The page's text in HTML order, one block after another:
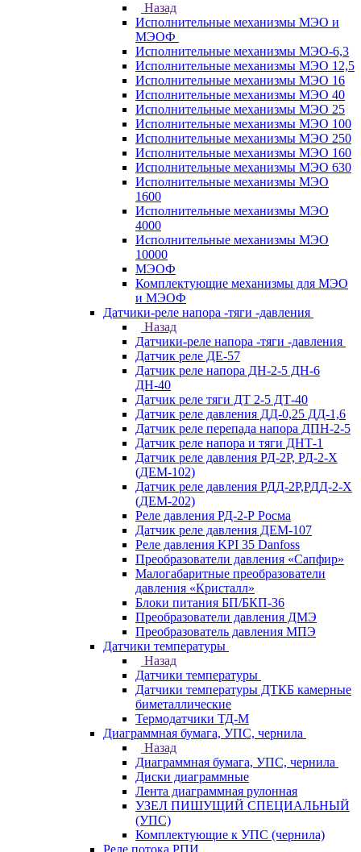
Назад
Исполнительные механизмы МЭО и
МЭОФ
Исполнительные механизмы МЭО-6,3
Исполнительные механизмы МЭО 12,5
Исполнительные механизмы МЭО 16
Исполнительные механизмы МЭО 40
Исполнительные механизмы МЭО 25
Исполнительные механизмы МЭО 100
Исполнительные механизмы МЭО 250
Исполнительные механизмы МЭО 160
Исполнительные механизмы МЭО 630
Исполнительные механизмы МЭО
1600
Исполнительные механизмы МЭО
4000
Исполнительные механизмы МЭО
10000
МЭОФ
Комплектующие механизмы для МЭО
и МЭОФ
Датчики-реле напора -тяги -давления
Назад
Датчики-реле напора -тяги -давления
Датчик реле ДЕ-57
Датчик реле напора ДН-2-5 ДН-6
ДН-40
Датчик реле тяги ДТ 2-5 ДТ-40
Датчик реле давления ДД-0,25 ДД-1,6
Датчик реле перепада напора ДПН-2-5
Датчик реле напора и тяги ДНТ-1
Датчик реле давления РД-2Р, РД-2-Х
(ДЕМ-102)
Датчик реле давления РДД-2Р,РДД-2-Х
(ДЕМ-202)
Реле давления РД-2-Р Росма
Датчик реле давления ДЕМ-107
Реле давления KPI 35 Danfoss
Преобразователи давления «Сапфир»
Малогабаритные преобразователи
давления «Кристалл»
Блоки питания БП/БКП-36
Преобразователи давления ДМЭ
Преобразователь давления МПЭ
Датчики температуры
Назад
Датчики температуры
Датчики температуры ДТКБ камерные
биметаллические
Термодатчики ТД-М
Диаграммная бумага, УПС, чернила
Назад
Диаграммная бумага, УПС, чернила
Диски диаграммные
Лента диаграммная рулонная
УЗЕЛ ПИШУЩИЙ СПЕЦИАЛЬНЫЙ
(УПС)
Комплектующие к УПС (чернила)
Реле потока РПИ